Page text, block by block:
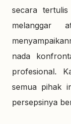
secara
melanggar
nada
profesional.
semua pihak
persepsinya